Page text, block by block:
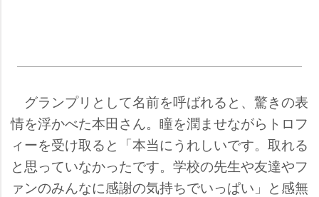
グランプリとして名前を呼ばれると、驚きの表
情を浮かべた本田さん。瞳を潤ませながらトロフ
ィーを受け取ると「本当にうれしいです。取れる
と思っていなかったです。学校の先生や友達やフ
ァンのみんなに感謝の気持ちでいっぱい」と感無